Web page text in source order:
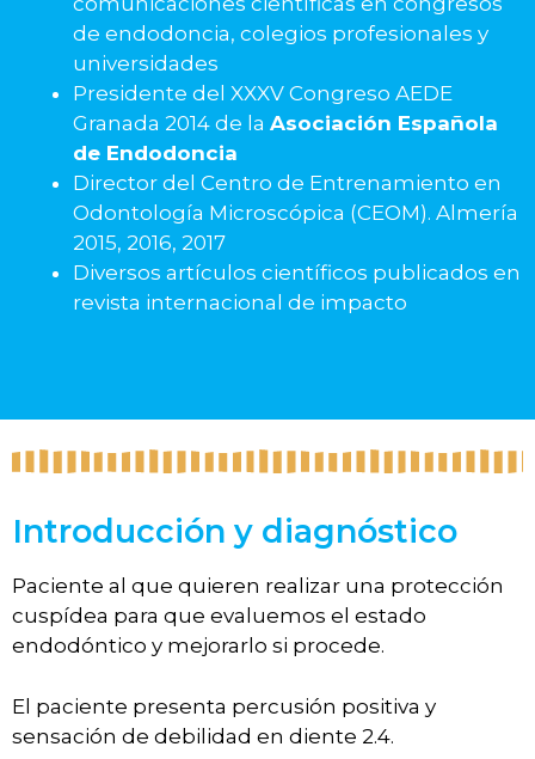
de endodoncia, colegios profesionales y
universidades
Presidente del XXXV Congreso AEDE
Granada 2014 de la Asociación Española
de Endodoncia
Director del Centro de Entrenamiento en
Odontología Microscópica (CEOM). Almería
2015, 2016, 2017
Diversos artículos científicos publicados en
revista internacional de impacto
Introducción y diagnóstico
Paciente al que quieren realizar una protección
cuspídea para que evaluemos el estado
endodóntico y mejorarlo si procede.
El paciente presenta percusión positiva y
sensación de debilidad en diente 2.4.